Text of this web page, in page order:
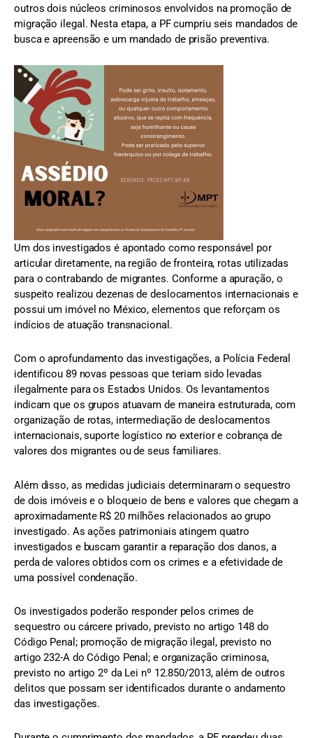
outros dois núcleos criminosos envolvidos na promoção de
migração ilegal. Nesta etapa, a PF cumpriu seis mandados de
busca e apreensão e um mandado de prisão preventiva.
Um dos investigados é apontado como responsável por
articular diretamente, na região de fronteira, rotas utilizadas
para o contrabando de migrantes. Conforme a apuração, o
suspeito realizou dezenas de deslocamentos internacionais e
possui um imóvel no México, elementos que reforçam os
indícios de atuação transnacional.
Com o aprofundamento das investigações, a Polícia Federal
identificou 89 novas pessoas que teriam sido levadas
ilegalmente para os Estados Unidos. Os levantamentos
indicam que os grupos atuavam de maneira estruturada, com
organização de rotas, intermediação de deslocamentos
internacionais, suporte logístico no exterior e cobrança de
valores dos migrantes ou de seus familiares.
Além disso, as medidas judiciais determinaram o sequestro
de dois imóveis e o bloqueio de bens e valores que chegam a
aproximadamente R$ 20 milhões relacionados ao grupo
investigado. As ações patrimoniais atingem quatro
investigados e buscam garantir a reparação dos danos, a
perda de valores obtidos com os crimes e a efetividade de
uma possível condenação.
Os investigados poderão responder pelos crimes de
sequestro ou cárcere privado, previsto no artigo 148 do
Código Penal; promoção de migração ilegal, previsto no
artigo 232-A do Código Penal; e organização criminosa,
previsto no artigo 2º da Lei nº 12.850/2013, além de outros
delitos que possam ser identificados durante o andamento
das investigações.